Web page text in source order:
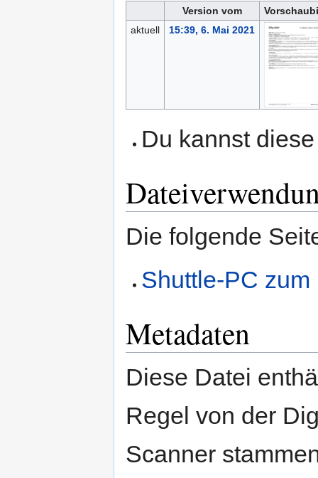
Version vom
aktuell
15:39, 6. Mai 2021
Du kannst
Die folgende
Shuttle-PC
Metadaten
Diese Datei
Regel von der
Scanner